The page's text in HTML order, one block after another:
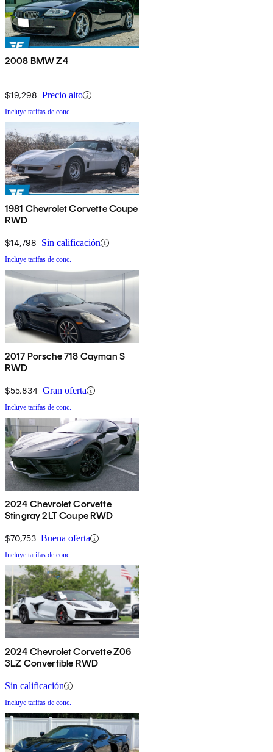
2008 BMW Z4
$19,298 Precio alto
Incluye tarifas de conc.
1981 Chevrolet Corvette Coupe
RWD
$14,798 Sin calificación
Incluye tarifas de conc.
2017 Porsche 718 Cayman S
RWD
$55,834 Gran oferta
Incluye tarifas de conc.
2024 Chevrolet Corvette
Stingray 2LT Coupe RWD
$70,753 Buena oferta
Incluye tarifas de conc.
2024 Chevrolet Corvette Z06
3LZ Convertible RWD
Sin calificación
Incluye tarifas de conc.